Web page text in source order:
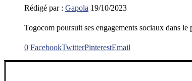
Rédigé par : Gapola 19/10/2023
Togocom poursuit ses engagements sociaux dans
0 FacebookTwitterPinterestEmail